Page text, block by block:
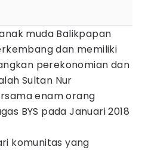
muda Balikpapan
dan memiliki
perekonomian dan
Sultan Nur
enam orang
BYS pada Januari 2018
komunitas yang